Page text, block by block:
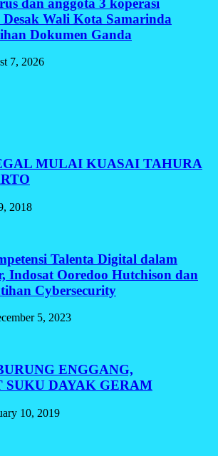
dan anggota 3 koperasi
Wali Kota Samarinda
Dokumen Ganda
7, 2026
MULAI KUASAI TAHURA
2018
Talenta Digital dalam
Indosat Ooredoo Hutchison dan
Cybersecurity
5, 2023
ENGGANG,
SUKU DAYAK GERAM
10, 2019